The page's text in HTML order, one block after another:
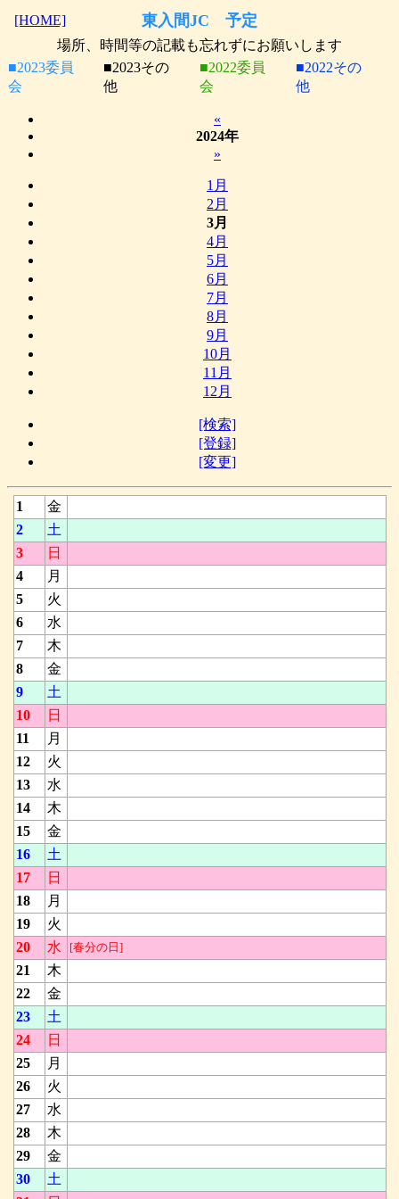
[HOME] 東入間JC 予定
場所、時間等の記載も忘れずにお願いします
■2023委員
会
■2023その
他
■2022委員
会
■2022その
他
«
2024年
»
1月
2月
3月
4月
5月
6月
7月
8月
9月
10月
11月
12月
[検索]
[登録]
[変更]
1
金
2
土
3
日
4
月
5
火
6
水
7
木
8
金
9
土
10
日
11
月
12
火
13
水
14
木
15
金
16
土
17
日
18
月
19
火
20
水 [春分の日]
21
木
22
金
23
土
24
日
25
月
26
火
27
水
28
木
29
金
30
土